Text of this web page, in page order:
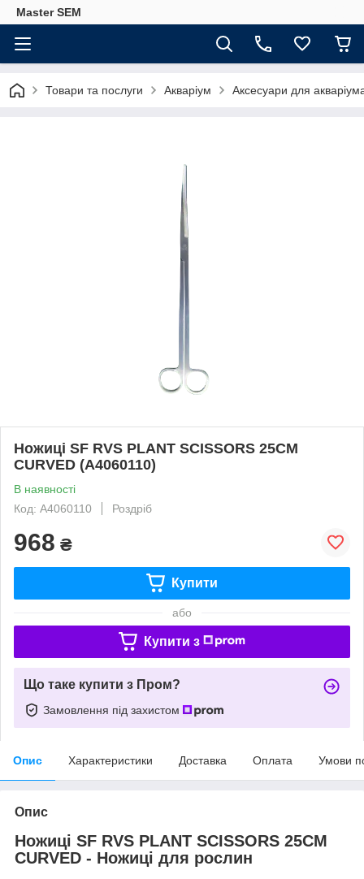
Master SEM
Товари та послуги Акваріум Аксесуари для
Ножиці SF RVS PLANT SCISSORS 25CM
CURVED (A4060110)
В наявності
Код: A4060110
Роздріб
968 ₴
Купити
або
Купити з
Що таке купити з Пром?
Замовлення під захистом
Опис Характеристики Доставка Оплата Умови
Опис
Ножиці SF RVS PLANT SCISSORS 25CM
CURVED - Ножиці для рослин